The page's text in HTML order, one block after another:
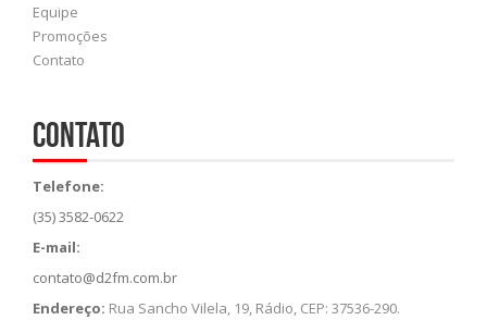
Equipe
Promoções
Contato
Contato
Telefone:
(35) 3582-0622
E-mail:
contato@d2fm.com.br
Endereço: Rua Sancho Vilela, 19, Rádio, CEP: 37536-290.